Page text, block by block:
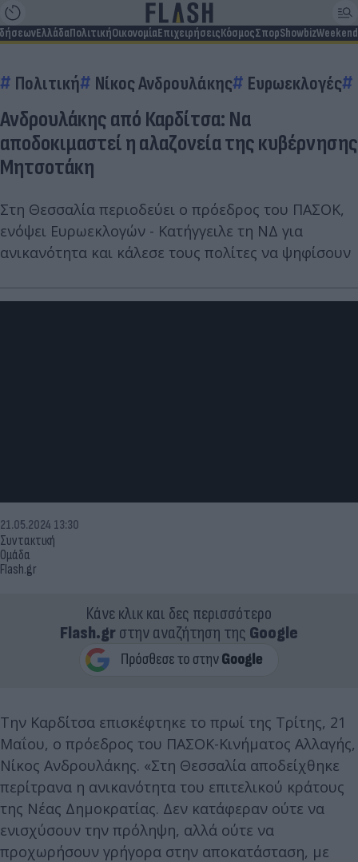
ΕλλάδαΠολιτικήΟικονομίαΕπιχειρήσειςΚόσμοςΣπορShowbizWeekend
Πολιτική Νίκος Ανδρουλάκης Ευρωεκλογές
Ανδρουλάκης από Καρδίτσα: Να
αποδοκιμαστεί η αλαζονεία της κυβέρνησης
Μητσοτάκη
Στη Θεσσαλία περιοδεύει ο πρόεδρος του ΠΑΣΟΚ,
ενόψει Ευρωεκλογών - Κατήγγειλε τη ΝΔ για
ανικανότητα και κάλεσε τους πολίτες να ψηφίσουν
Συντακτική
Ομάδα
Flash.gr
21.05.2024 13:30
Κάνε κλικ και δες περισσότερο
Flash.grστην αναζήτηση της Google
Την Καρδίτσα επισκέφτηκε το πρωί της Τρίτης, 21
Μαΐου, ο πρόεδρος του ΠΑΣΟΚ-Κινήματος Αλλαγής,
Νίκος Ανδρουλάκης. «Στη Θεσσαλία αποδείχθηκε
περίτρανα η ανικανότητα του επιτελικού κράτους
της Νέας Δημοκρατίας. Δεν κατάφεραν ούτε να
ενισχύσουν την πρόληψη, αλλά ούτε να
προχωρήσουν γρήγορα στην αποκατάσταση, με